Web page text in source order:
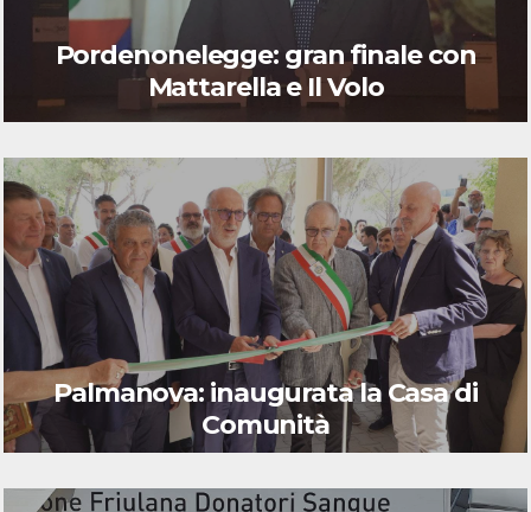
Pordenonelegge: gran finale con
Mattarella e Il Volo
Palmanova: inaugurata la Casa di
Comunità